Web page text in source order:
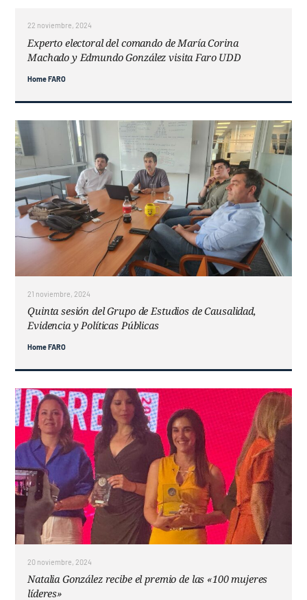
22 noviembre, 2024
Experto electoral del comando de María Corina
Machado y Edmundo González visita Faro UDD
Home FARO
21 noviembre, 2024
Quinta sesión del Grupo de Estudios de Causalidad,
Evidencia y Políticas Públicas
Home FARO
20 noviembre, 2024
Natalia González recibe el premio de las «100 mujeres
líderes»